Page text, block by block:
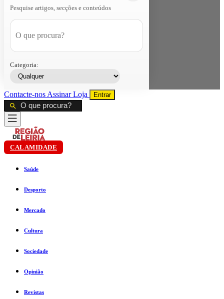
Pesquise artigos, secções e conteúdos
Categoria:
Contacte-nos AssinarLoja Entrar
CALAMIDADE
Saúde
Desporto
Mercado
Cultura
Sociedade
Opinião
Revistas